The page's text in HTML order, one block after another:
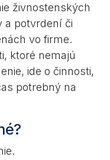
živnostenských
a potvrdení či
vo firme.
ktoré nemajú
ide o činnosti,
potrebný na